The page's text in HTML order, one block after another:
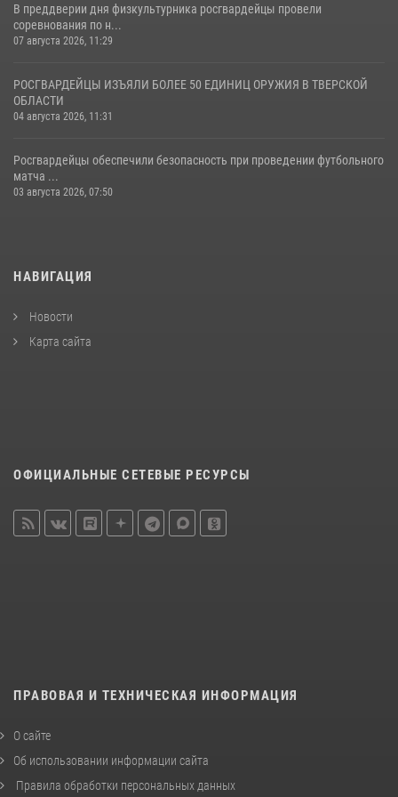
В преддверии дня физкультурника росгвардейцы провели
соревнования по н...
07 августа 2026, 11:29
РОСГВАРДЕЙЦЫ ИЗЪЯЛИ БОЛЕЕ 50 ЕДИНИЦ ОРУЖИЯ В ТВЕРСКОЙ
ОБЛАСТИ
04 августа 2026, 11:31
Росгвардейцы обеспечили безопасность при проведении футбольного
матча ...
03 августа 2026, 07:50
НАВИГАЦИЯ
Новости
Карта сайта
ОФИЦИАЛЬНЫЕ СЕТЕВЫЕ РЕСУРСЫ
ПРАВОВАЯ И ТЕХНИЧЕСКАЯ ИНФОРМАЦИЯ
О сайте
Об использовании информации сайта
Правила обработки персональных данных